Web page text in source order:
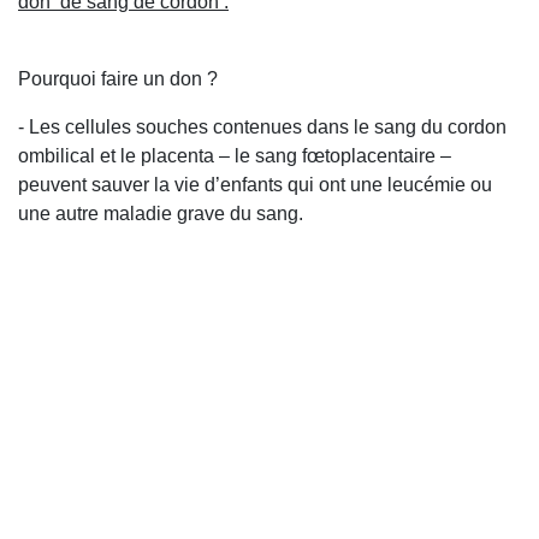
Pourquoi faire un don ?
- Les cellules souches contenues dans le sang du cordon
ombilical et le placenta – le sang fœtoplacentaire –
peuvent sauver la vie d’enfants qui ont une leucémie ou
une autre maladie grave du sang.